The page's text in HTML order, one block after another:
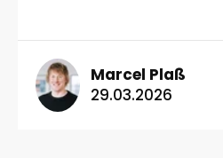
Marcel Plaß
29.03.2026